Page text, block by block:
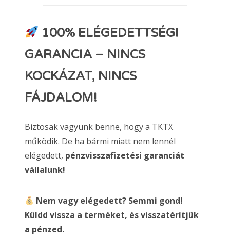
100% ELÉGEDETTSÉGI
GARANCIA – NINCS
KOCKÁZAT, NINCS
FÁJDALOM!
Biztosak vagyunk benne, hogy a TKTX
működik. De ha bármi miatt nem lennél
elégedett, pénzvisszafizetési garanciát
vállalunk!
Nem vagy elégedett? Semmi gond!
Küldd vissza a terméket, és visszatérítjük
a pénzed.